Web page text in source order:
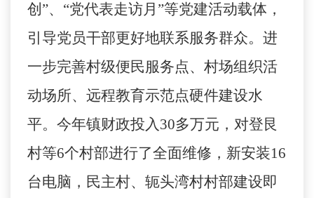
创”、“党代表走访月”等党建活动载体，
引导党员干部更好地联系服务群众。进
一步完善村级便民服务点、村场组织活
动场所、远程教育示范点硬件建设水
平。今年镇财政投入30多万元，对登艮
村等6个村部进行了全面维修，新安装16
台电脑，民主村、轭头湾村村部建设即